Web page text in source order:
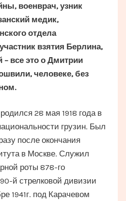
военврач, узник
медик,
отдела
взятия Берлина,
все это о Дмитрии
человеке, без
28 мая 1918 года в
грузин. Был
после окончания
в Москве. Служил
роты 878-го
й стрелковой дивизии
1941г. под Карачевом